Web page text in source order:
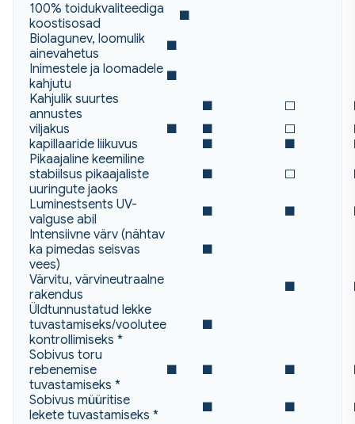
100% toidukvaliteediga
koostisosad
■
Biolagunev, loomulik
ainevahetus
■
Inimestele ja loomadele
kahjutu
■
Kahjulik suurtes
annustes
■ □
viljakus
■ ■ □
kapillaaride liikuvus
■ ■
Pikaajaline keemiline
stabiilsus pikaajaliste
uuringute jaoks
■ □
Luminestsents UV-
valguse abil
■ ■
Intensiivne värv (nähtav
ka pimedas seisvas
vees)
■
Värvitu, värvineutraalne
rakendus
■
Üldtunnustatud lekke
tuvastamiseks/voolutee
kontrollimiseks *
■
Sobivus toru
rebenemise
tuvastamiseks *
■ ■ ■
Sobivus müüritise
lekete tuvastamiseks *
■ ■